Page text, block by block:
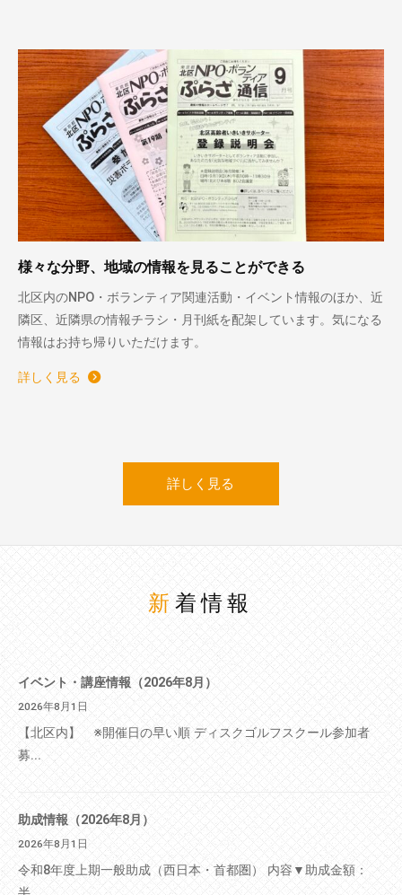
様々な分野、地域の情報を見ることができる
北区内のNPO・ボランティア関連活動・イベント情報のほか、近
隣区、近隣県の情報チラシ・月刊紙を配架しています。気になる
情報はお持ち帰りいただけます。
詳しく見る
詳しく見る
新着情報
イベント・講座情報（2026年8月）
2026年8月1日
【北区内】 ※開催日の早い順 ディスクゴルフスクール参加者
募...
助成情報（2026年8月）
2026年8月1日
令和8年度上期一般助成（西日本・首都圏） 内容▼助成金額：
半...